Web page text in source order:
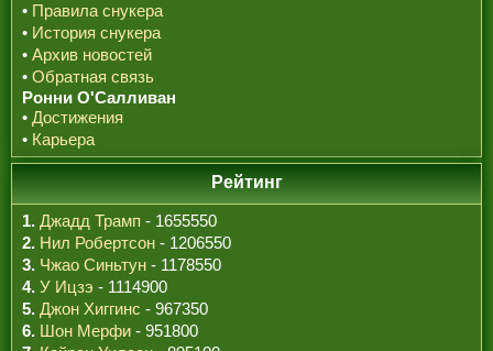
• Правила снукера
• История снукера
• Архив новостей
• Обратная связь
Ронни О'Салливан
• Достижения
• Карьера
Рейтинг
1. Джадд Трамп - 1655550
2. Нил Робертсон - 1206550
3. Чжао Синьтун - 1178550
4. У Ицзэ - 1114900
5. Джон Хиггинс - 967350
6. Шон Мерфи - 951800